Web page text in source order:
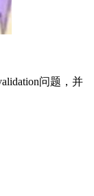
问题，并